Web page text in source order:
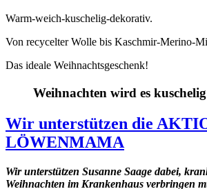
Warm-weich-kuschelig-dekorativ.
Von recycelter Wolle bis Kaschmir-Merino-
Das ideale Weihnachtsgeschenk!
Weihnachten wird es
Wir unterstützen die
LÖWENMAMA
Wir unterstützen Susanne Saage dabei,
Weihnachten im Krankenhaus verbringen